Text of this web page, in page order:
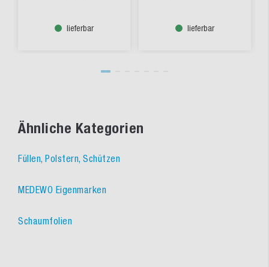
lieferbar lieferbar
Ähnliche Kategorien
Füllen, Polstern, Schützen
MEDEWO Eigenmarken
Schaumfolien